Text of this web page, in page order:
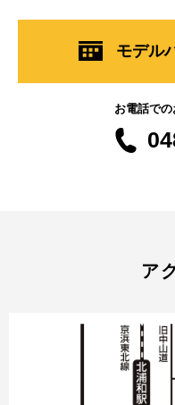
モデル
お電話で
ア